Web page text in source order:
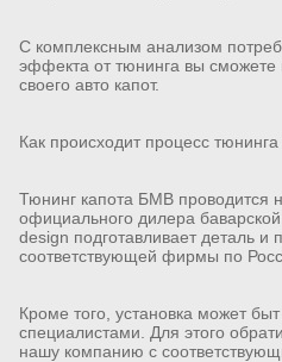
С комплексным анализом
эффекта от тюнинга вы
своего авто капот.
Как происходит процесс
Тюнинг капота БМВ
официального дилера
design подготавливает деталь и
соответствующей фирмы по
Кроме того, установка может
специалистами. Для этого
нашу компанию с